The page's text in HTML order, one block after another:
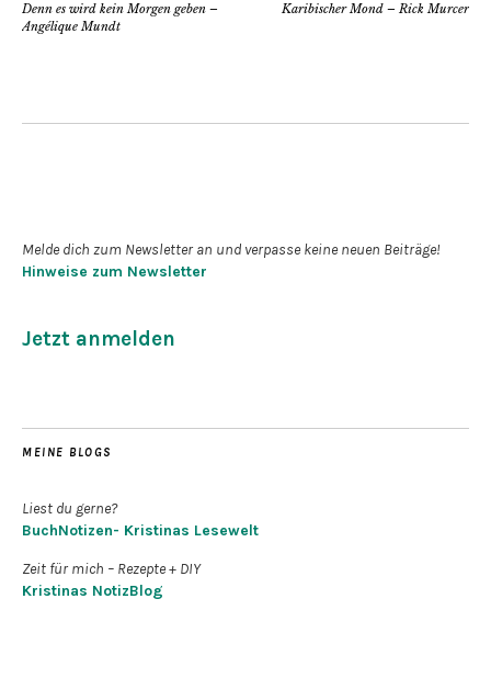
Denn es wird kein Morgen geben –
Angélique Mundt
Karibischer Mond – Rick Murcer
Melde dich zum Newsletter an und verpasse keine neuen Beiträge!
Hinweise zum Newsletter
Jetzt anmelden
MEINE BLOGS
Liest du gerne?
BuchNotizen- Kristinas Lesewelt
Zeit für mich – Rezepte + DIY
Kristinas NotizBlog